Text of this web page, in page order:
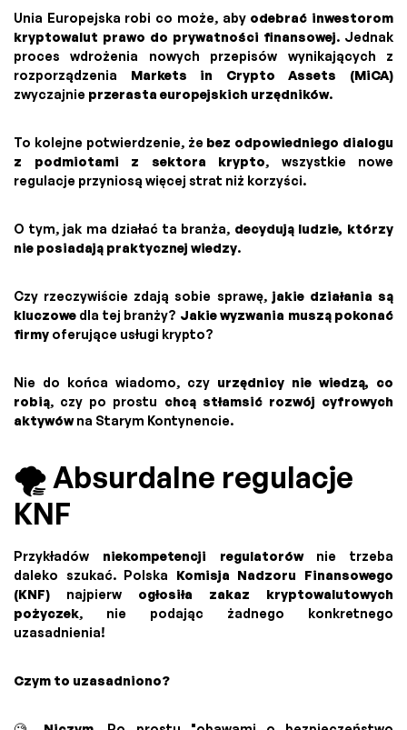
Unia Europejska robi co może, aby odebrać inwestorom
kryptowalut prawo do prywatności finansowej. Jednak
proces wdrożenia nowych przepisów wynikających z
rozporządzenia Markets in Crypto Assets (MiCA)
zwyczajnie przerasta europejskich urzędników.
To kolejne potwierdzenie, że bez odpowiedniego dialogu
z podmiotami z sektora krypto, wszystkie nowe
regulacje przyniosą więcej strat niż korzyści.
O tym, jak ma działać ta branża, decydują ludzie, którzy
nie posiadają praktycznej wiedzy.
Czy rzeczywiście zdają sobie sprawę, jakie działania są
kluczowe dla tej branży? Jakie wyzwania muszą pokonać
firmy oferujące usługi krypto?
Nie do końca wiadomo, czy urzędnicy nie wiedzą, co
robią, czy po prostu chcą stłamsić rozwój cyfrowych
aktywówna Starym Kontynencie.
🌪️ Absurdalne regulacje
KNF
Przykładów niekompetencji regulatorównie trzeba
daleko szukać. Polska Komisja Nadzoru Finansowego
(KNF) najpierw ogłosiła zakaz kryptowalutowych
pożyczek, nie podając żadnego konkretnego
uzasadnienia!
Czym to uzasadniono?